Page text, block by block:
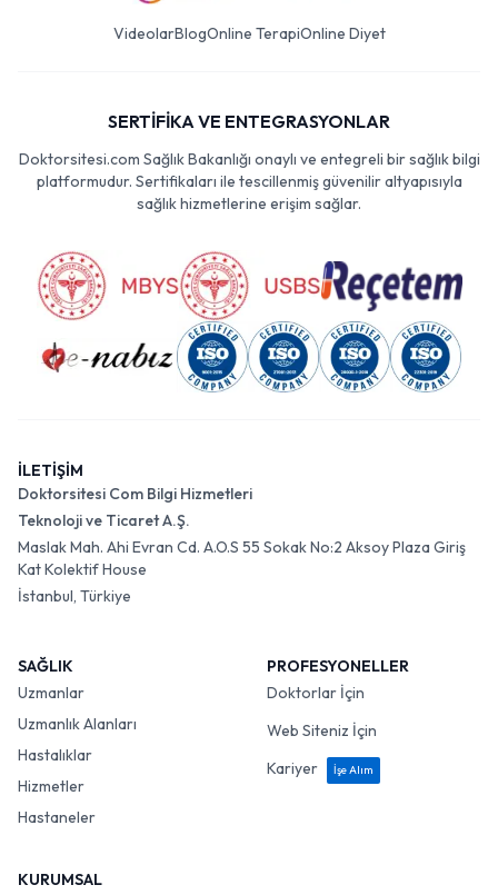
VideolarBlogOnline TerapiOnline Diyet
SERTİFİKA VE ENTEGRASYONLAR
Doktorsitesi.com Sağlık Bakanlığı onaylı ve entegreli bir sağlık bilgi
platformudur. Sertifikaları ile tescillenmiş güvenilir altyapısıyla
sağlık hizmetlerine erişim sağlar.
İLETİŞİM
Doktorsitesi Com Bilgi Hizmetleri
Teknoloji ve Ticaret A.Ş.
Maslak Mah. Ahi Evran Cd. A.O.S 55 Sokak No:2 Aksoy Plaza Giriş
Kat Kolektif House
İstanbul, Türkiye
SAĞLIK
Uzmanlar
Uzmanlık Alanları
Hastalıklar
Hizmetler
Hastaneler
PROFESYONELLER
Doktorlar İçin
Web Siteniz İçin
Kariyer
İşe Alım
KURUMSAL